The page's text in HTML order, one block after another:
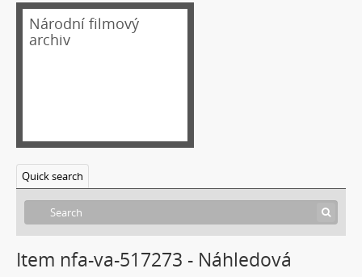
Národní filmový
archiv
Quick search
Item nfa-va-517273 - Náhledová
[Subseries] Perplexity
[Subseries] Proud
[Subseries] Konkomitantní růstový jev
[Subseries] I’m Doing Great (I’m Doing Great)
[Subseries] Hun Tun
[Subseries] Acedia
[Subseries] Ecopoiesis
[File] Dokumentace